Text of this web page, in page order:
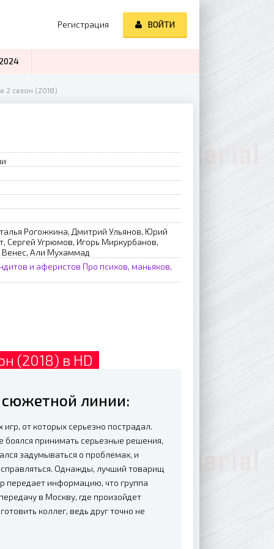
2 сезон (2018)
Рогожкина, Дмитрий Ульянов, Юрий
Сергей Угрюмов, Игорь Миркурбанов,
Венес, Али Мухаммад
и аферистов Про психов, маньяков,
(2018) в HD
сюжетной линии:
от которых серьезно пострадал.
боялся принимать серьезные решения,
задумываться о проблемах, и
Однажды, лучший товарищ
передает информацию, что группа
в Москву, где произойдет
коллег, ведь друг точно не
Регистрация ВОЙТИ